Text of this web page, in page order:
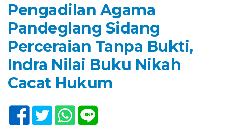
Pengadilan Agama
Pandeglang Sidang
Perceraian Tanpa Bukti,
Indra Nilai Buku Nikah
Cacat Hukum